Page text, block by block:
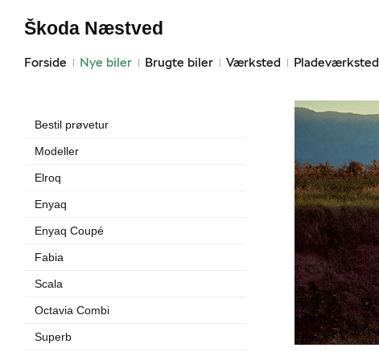
Forside Nye biler Brugte biler Værksted Pladeværksted
Škoda Næstved
Bestil prøvetur
Modeller
Elroq
Enyaq
Enyaq Coupé
Fabia
Scala
Octavia Combi
Superb